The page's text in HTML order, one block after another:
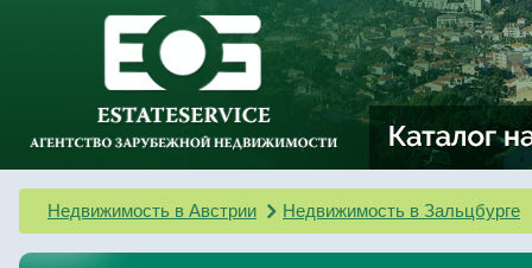
Недвижимость в Австрии Недвижимость в Зальцбурге